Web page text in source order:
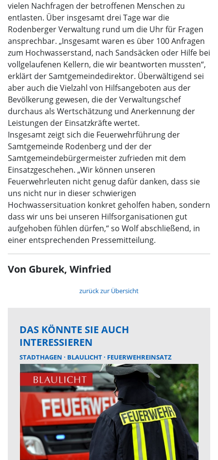
vielen Nachfragen der betroffenen Menschen zu
entlasten. Über insgesamt drei Tage war die
Rodenberger Verwaltung rund um die Uhr für Fragen
ansprechbar. „Insgesamt waren es über 100 Anfragen
zum Hochwasserstand, nach Sandsäcken oder Hilfe bei
vollgelaufenen Kellern, die wir beantworten mussten“,
erklärt der Samtgemeindedirektor. Überwältigend sei
aber auch die Vielzahl von Hilfsangeboten aus der
Bevölkerung gewesen, die der Verwaltungschef
durchaus als Wertschätzung und Anerkennung der
Leistungen der Einsatzkräfte wertet.
Insgesamt zeigt sich die Feuerwehrführung der
Samtgemeinde Rodenberg und der der
Samtgemeindebürgermeister zufrieden mit dem
Einsatzgeschehen. „Wir können unseren
Feuerwehrleuten nicht genug dafür danken, dass sie
uns nicht nur in dieser schwierigen
Hochwassersituation konkret geholfen haben, sondern
dass wir uns bei unseren Hilfsorganisationen gut
aufgehoben fühlen dürfen,“ so Wolf abschließend, in
einer entsprechenden Pressemitteilung.
Von Gburek, Winfried
zurück zur Übersicht
DAS KÖNNTE SIE AUCH
INTERESSIEREN
STADTHAGEN BLAULICHT FEUERWEHREINSATZ